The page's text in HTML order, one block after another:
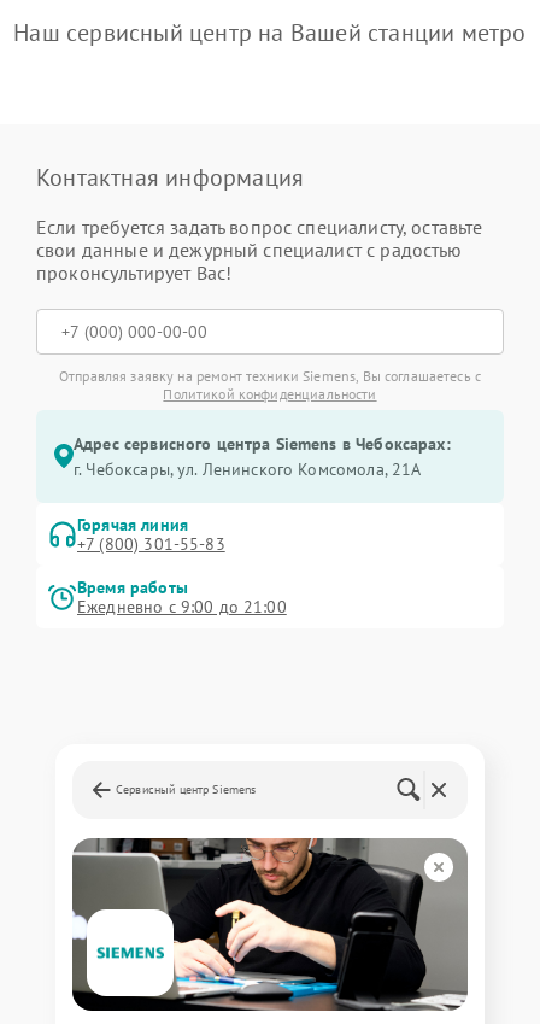
Наш сервисный центр на Вашей станции метро
Контактная информация
Если требуется задать вопрос специалисту, оставьте
свои данные и дежурный специалист с радостью
проконсультирует Вас!
Отправляя заявку на ремонт техники Siemens, Вы соглашаетесь с
Политикой конфиденциальности
Адрес сервисного центра Siemens в Чебоксарах:
г. Чебоксары, ул. Ленинского Комсомола, 21А
Горячая линия
+7 (800) 301-55-83
Время работы
Ежедневно с 9:00 до 21:00
Сервисный центр Siemens